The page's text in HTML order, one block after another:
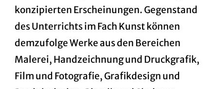
konzipierten Erscheinungen. Gegenstand
des Unterrichts im Fach Kunst können
demzufolge Werke aus den Bereichen
Malerei, Handzeichnung und Druckgrafik,
Film und Fotografie, Grafikdesign und